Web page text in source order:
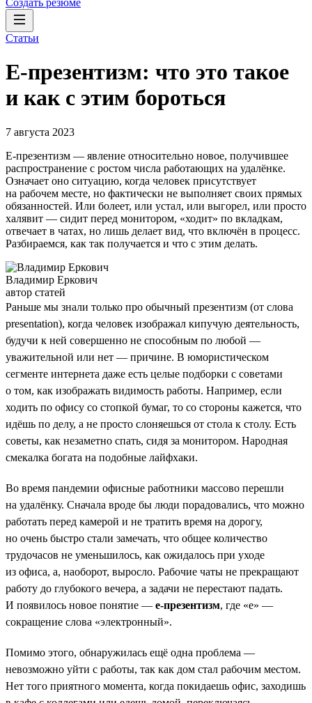
Создать резюме
Статьи
Е-презентизм: что это такое
и как с этим бороться
7 августа 2023
Е-презентизм — явление относительно новое, получившее
распространение с ростом числа работающих на удалёнке.
Означает оно ситуацию, когда человек присутствует
на рабочем месте, но фактически не выполняет своих прямых
обязанностей. Или болеет, или устал, или выгорел, или просто
халявит — сидит перед монитором, «ходит» по вкладкам,
отвечает в чатах, но лишь делает вид, что включён в процесс.
Разбираемся, как так получается и что с этим делать.
Владимир Еркович
автор статей
Раньше мы знали только про обычный презентизм (от слова
presentation), когда человек изображал кипучую деятельность,
будучи к ней совершенно не способным по любой —
уважительной или нет — причине. В юмористическом
сегменте интернета даже есть целые подборки с советами
о том, как изображать видимость работы. Например, если
ходить по офису со стопкой бумаг, то со стороны кажется, что
идёшь по делу, а не просто слоняешься от стола к столу. Есть
советы, как незаметно спать, сидя за монитором. Народная
смекалка богата на подобные лайфхаки.
Во время пандемии офисные работники массово перешли
на удалёнку. Сначала вроде бы люди порадовались, что можно
работать перед камерой и не тратить время на дорогу,
но очень быстро стали замечать, что общее количество
трудочасов не уменьшилось, как ожидалось при уходе
из офиса, а, наоборот, выросло. Рабочие чаты не прекращают
работу до глубокого вечера, а задачи не перестают падать.
И появилось новое понятие — е-презентизм, где «е» —
сокращение слова «электронный».
Помимо этого, обнаружилась ещё одна проблема —
невозможно уйти с работы, так как дом стал рабочим местом.
Нет того приятного момента, когда покидаешь офис, заходишь